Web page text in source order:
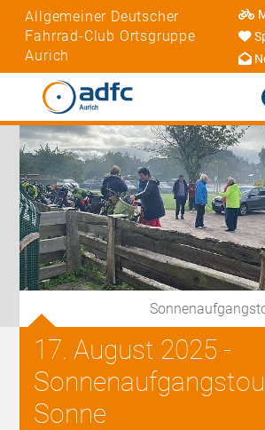
Allgemeiner Deutscher
Fahrrad-Club Ortsgruppe
Aurich
17. August 2025 -
Sonne